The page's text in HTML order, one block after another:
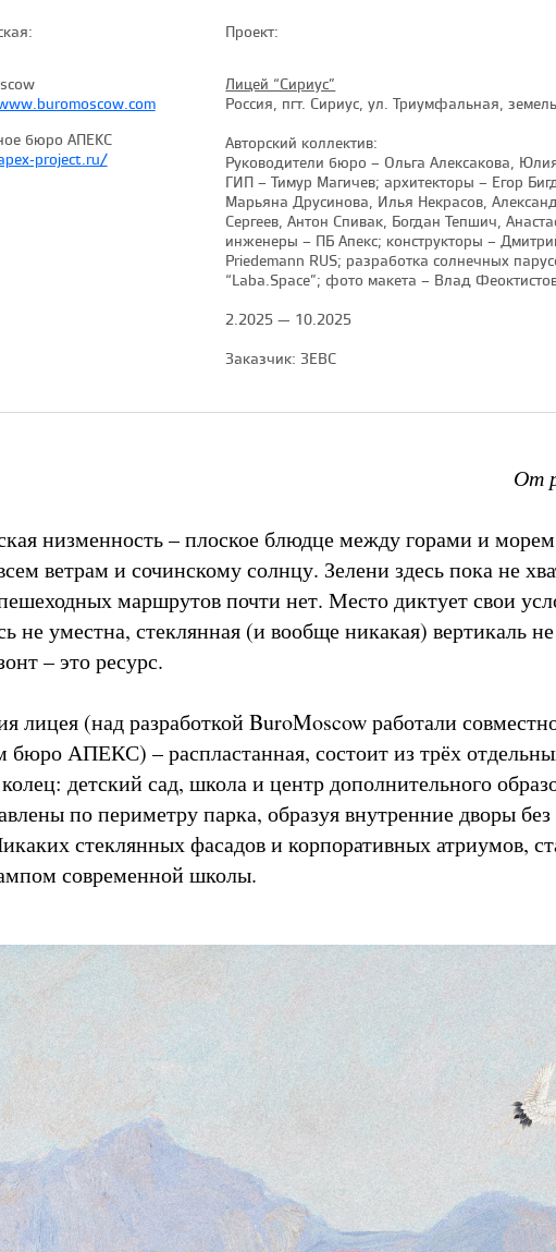
бюро АПЕКС
project.ru/
Проект:
Лицей “Сириус”
Россия, пгт. Сириус, ул. Триумфальная,
Авторский коллектив:
Руководители бюро – Ольга Алексакова,
ГИП – Тимур Магичев; архитекторы – Егор
Марьяна Друсинова, Илья Некрасов,
Сергеев, Антон Спивак, Богдан Тепшич,
инженеры – ПБ Апекс; конструкторы –
Priedemann RUS; разработка солнечных
“Laba.Space”; фото макета – Влад
2.2025 — 10.2025
Заказчик: ЗЕВС
От
низменность – плоское блюдце между горами и
ветрам и сочинскому солнцу. Зелени здесь пока не
маршрутов почти нет. Место диктует свои
не уместна, стеклянная (и вообще никакая) вертикаль
– это ресурс.
лицея (над разработкой BuroMoscow работали
бюро АПЕКС) – распластанная, состоит из трёх
детский сад, школа и центр дополнительного
по периметру парка, образуя внутренние дворы без
стеклянных фасадов и корпоративных атриумов,
современной школы.